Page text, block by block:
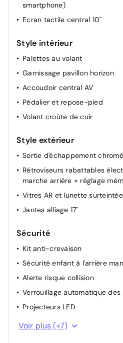
Rétroviseur intérieur Jour /
Projecteurs réglables
smartphone)
Ecran tactile central 10"
Style intérieur
Palettes au volant
Garnissage pavillon horizon
Accoudoir central AV
Pédalier et repose-pied
Volant croûte de cuir
Style extérieur
Sortie d'échappement
Rétroviseurs rabattables
marche arrière + réglage
Vitres AR et lunette
Jantes alliage 17"
Sécurité
Kit anti-crevaison
Sécurité enfant à l'arrière
Alerte risque collision
Verrouillage automatique
Projecteurs LED
Essuie-vitre avant avec
Voir plus (+7)